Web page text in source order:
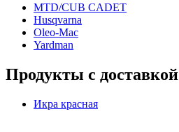
MTD/CUB CADET
Husqvarna
Oleo-Mac
Yardman
Продукты с доставкой
Икра красная